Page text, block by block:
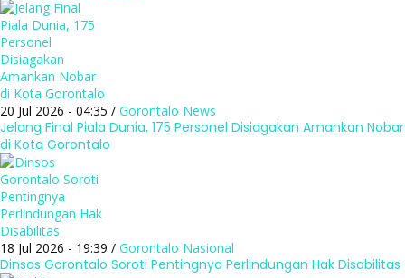
20 Jul 2026 - 04:35 / Gorontalo News
Jelang Final Piala Dunia, 175 Personel Disiagakan Amankan Nobar
di Kota Gorontalo
18 Jul 2026 - 19:39 / Gorontalo Nasional
Dinsos Gorontalo Soroti Pentingnya Perlindungan Hak Disabilitas